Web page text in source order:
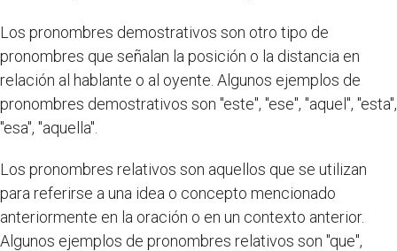
Los pronombres demostrativos son otro tipo de
pronombres que señalan la posición o la distancia en
relación al hablante o al oyente. Algunos ejemplos de
pronombres demostrativos son "este", "ese", "aquel", "esta",
"esa", "aquella".
Los pronombres relativos son aquellos que se utilizan
para referirse a una idea o concepto mencionado
anteriormente en la oración o en un contexto anterior.
Algunos ejemplos de pronombres relativos son "que",